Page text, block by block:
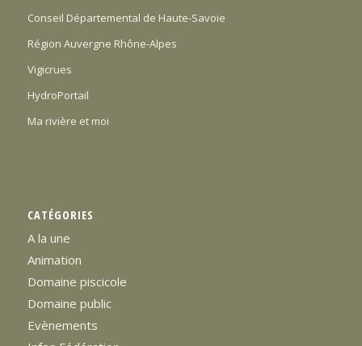
Conseil Départemental de Haute-Savoie
Région Auvergne Rhône-Alpes
Vigicrues
HydroPortail
Ma rivière et moi
CATÉGORIES
A la une
Animation
Domaine piscicole
Domaine public
Evènements